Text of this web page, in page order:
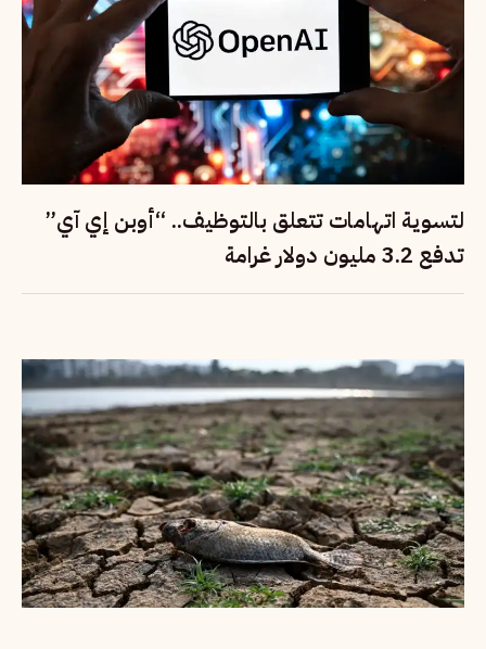
لتسوية اتهامات تتعلق بالتوظيف.. “أوبن إي آي”
تدفع 3.2 مليون دولار غرامة